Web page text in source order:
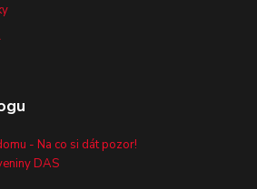
- Na co si dát pozor!
DAS